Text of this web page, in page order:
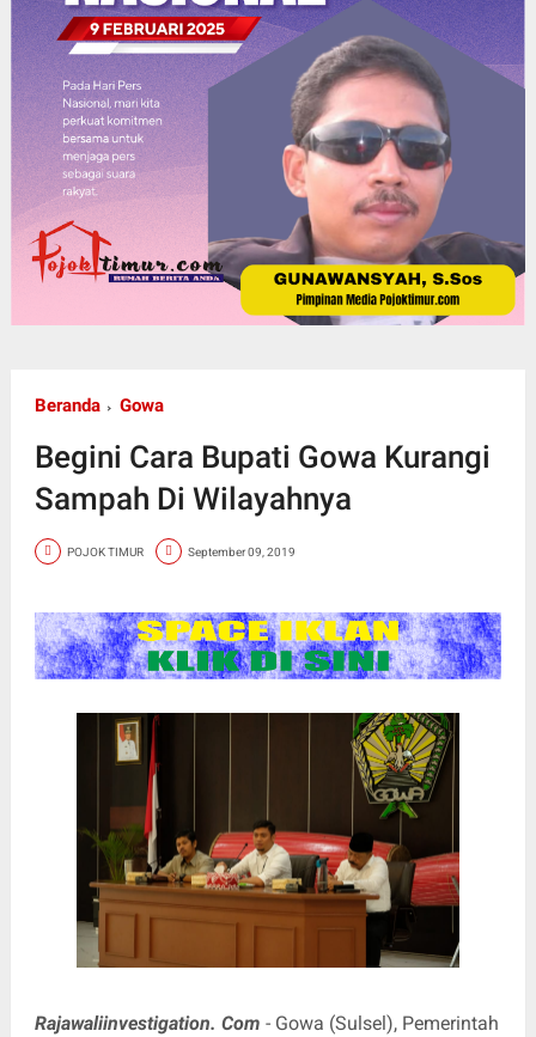
Beranda Gowa
Begini Cara Bupati Gowa Kurangi
Sampah Di Wilayahnya
POJOK TIMUR September 09, 2019
Rajawaliinvestigation. Com - Gowa (Sulsel), Pemerintah